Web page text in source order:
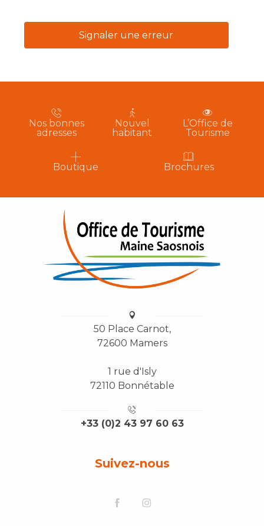
Signaler une erreur
Nos bonnes
adresses
Nouvel
habitant
L’Office de
Tourisme
Boutique Brochures
50 Place Carnot,
72600 Mamers
1 rue d'Isly
72110 Bonnétable
+33 (0)2 43 97 60 63
Suivez-nous